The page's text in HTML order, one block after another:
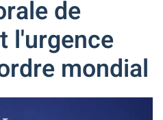
de
l'urgence
mondial